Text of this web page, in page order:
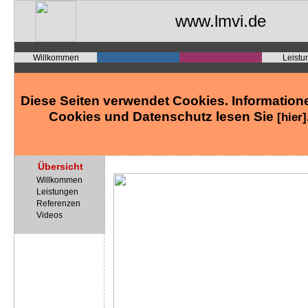
www.lmvi.de
Willkommen
Diese Seiten verwendet Cookies.
Cookies und Datenschutz lesen Sie [hier]
Übersicht
Willkommen
Leistungen
Referenzen
Videos